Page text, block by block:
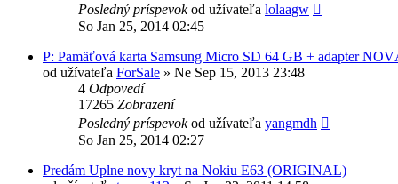
Posledný príspevokod užívateľa lolaagw
So Jan 25, 2014 02:45
P: Pamäťová karta Samsung Micro SD 64 GB + adapter
od užívateľa ForSale » Ne Sep 15, 2013 23:48
4 Odpovedí
17265 Zobrazení
Posledný príspevokod užívateľa yangmdh
So Jan 25, 2014 02:27
Predám Uplne novy kryt na Nokiu E63 (ORIGINAL)